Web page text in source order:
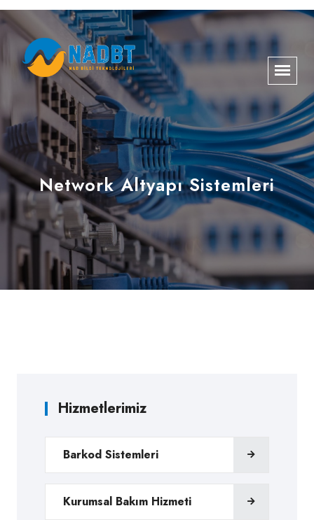
Network Altyapı Sistemleri
Hizmetlerimiz
Barkod Sistemleri
Kurumsal Bakım Hizmeti